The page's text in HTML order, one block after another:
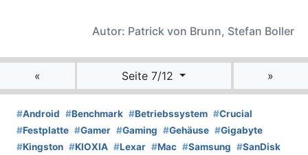
Autor: Patrick von Brunn, Stefan Boller
« Seite 7/12 »
#Android #Benchmark #Betriebssystem #Crucial
#Festplatte #Gamer #Gaming #Gehäuse #Gigabyte
#Kingston #KIOXIA #Lexar #Mac #Samsung #SanDisk